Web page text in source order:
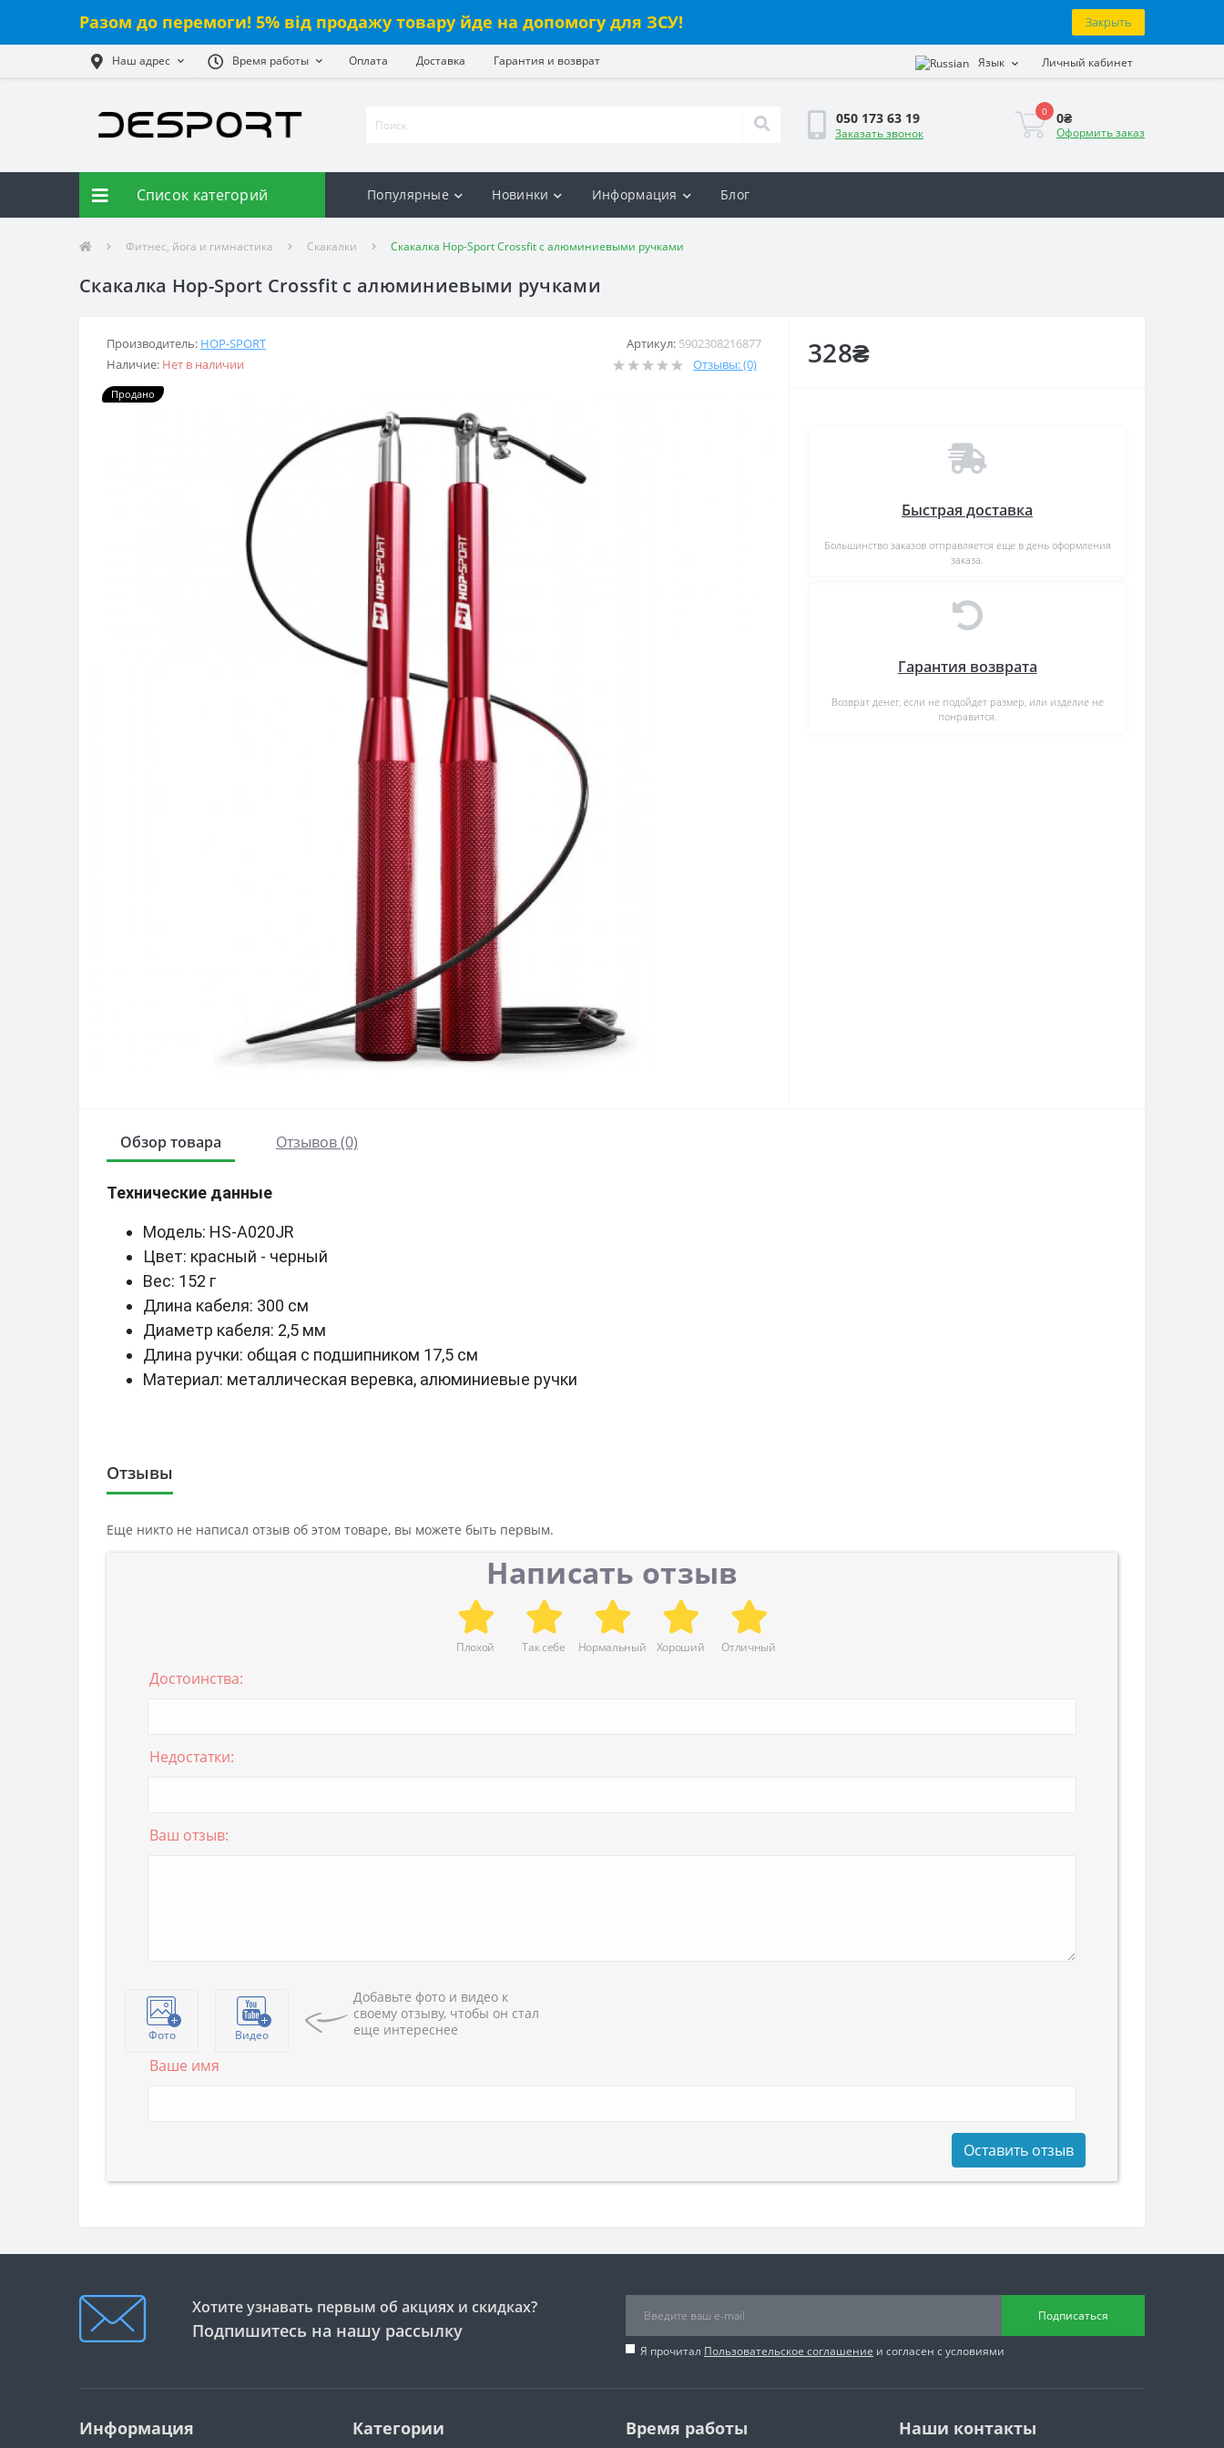
Разом до перемоги! 5% від продажу товару йде на допомогу для ЗСУ! Закрыть
Наш адрес Время работы Оплата Доставка Гарантия и возврат Язык Личный кабинет
050 173 63 19
Заказать звонок
0 0₴
Оформить заказ
Список категорий Популярные Новинки Информация Блог
Фитнес, йога и гимнастика Скакалки Скакалка Hop-Sport Crossfit с алюминиевыми ручками
Скакалка Hop-Sport Crossfit с алюминиевыми ручками
Производитель: HOP-SPORT Артикул: 5902308216877
Наличие: Нет в наличии Отзывы: (0)
Продано
328₴
Быстрая доставка
Большинство заказов отправляется еще в день оформления
заказа.
Гарантия возврата
Возврат денег, если не подойдет размер, или изделие не
понравится.
Обзор товара Отзывов (0)
Технические данные
Модель: HS-A020JR
Цвет: красный - черный
Вес: 152 г
Длина кабеля: 300 см
Диаметр кабеля: 2,5 мм
Длина ручки: общая с подшипником 17,5 см
Материал: металлическая веревка, алюминиевые ручки
Отзывы
Еще никто не написал отзыв об этом товаре, вы можете быть первым.
Написать отзыв
Плохой Так себе Нормальный Хороший Отличный
Достоинства:
Недостатки:
Ваш отзыв:
Фото Видео
Добавьте фото и видео к
своему отзыву, чтобы он стал
еще интереснее
Ваше имя
Оставить отзыв
Хотите узнавать первым об акциях и скидках?
Подпишитесь на нашу рассылку
Подписаться
Я прочитал Пользовательское соглашение и согласен с условиями
Информация Категории Время работы Наши контакты